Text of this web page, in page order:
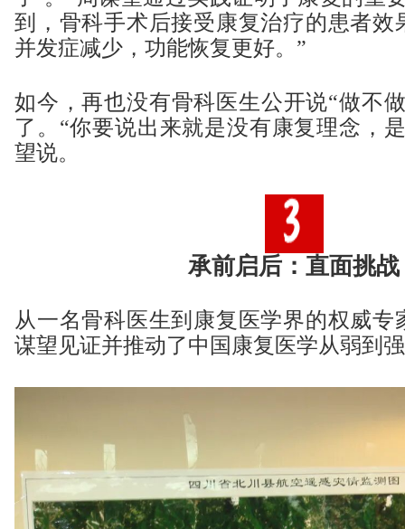
到，骨科手术后接受康复治疗的患者效
并发症减少，功能恢复更好。”
如今，再也没有骨科医生公开说“做不
了。“你要说出来就是没有康复理念，
望说。
承前启后：直面挑战
从一名骨科医生到康复医学界的权威专
谋望见证并推动了中国康复医学从弱到